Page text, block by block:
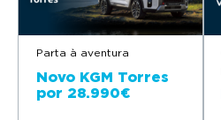
Parta à aventura
Novo KGM Torres
por 28.990€